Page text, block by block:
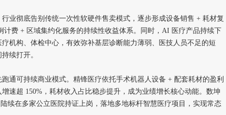
彻底告别传统一次性软硬件售卖模式，逐步形成设备销售 + 耗材复
计费 + 区域集约化服务的持续性收益体系。同时，AI 医疗产品持续下
疗机构、体检中心，有效弥补基层诊断能力薄弱、医技人员不足的短
续打开。
可持续商业模式。精锋医疗依托手术机器人设备 + 配套耗材的盈利
速超 150%，耗材收入占比稳步提升，成为业绩增长核心动能。数坤
续在多家公立医院持证上岗，落地多地标杆智慧医疗项目，实现常态